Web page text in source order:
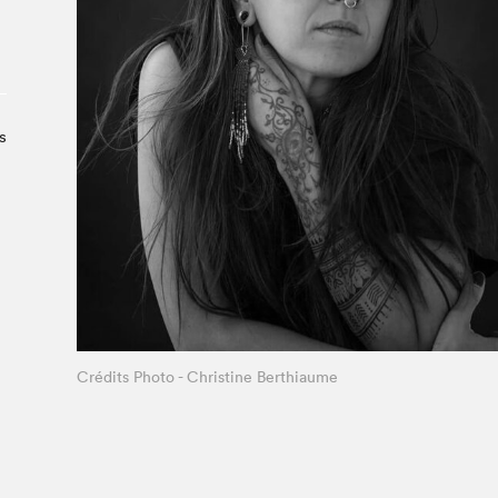
À propos du Salon
Liste des exposant·e·s
Liste des auteur·rice·s
Crédits Photo - Christine Berthiaume